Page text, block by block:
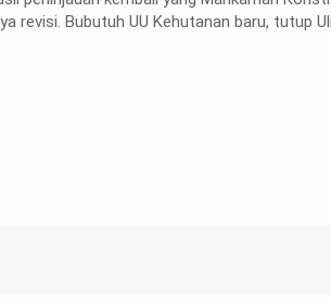
revisi. Bubutuh UU Kehutanan baru, tutup